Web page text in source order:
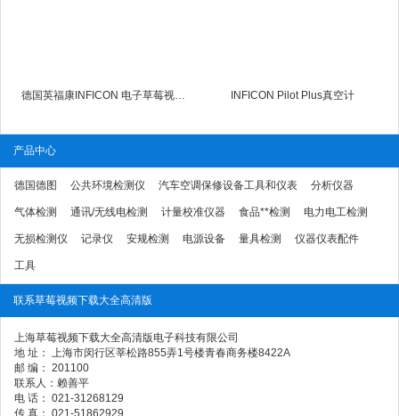
德国英福康INFICON 电子草莓视频APP色版在线观看免费 INFICON Pilot Plus真空计
产品中心
德国德图 公共环境检测仪 汽车空调保修设备工具和仪表 分析仪器
气体检测 通讯/无线电检测 计量校准仪器 食品**检测 电力电工检测
无损检测仪 记录仪 安规检测 电源设备 量具检测 仪器仪表配件
工具
联系草莓视频下载大全高清版
上海草莓视频下载大全高清版电子科技有限公司
地 址： 上海市闵行区莘松路855弄1号楼青春商务楼8422A
邮 编： 201100
联系人：赖善平
电 话： 021-31268129
传 真： 021-51862929